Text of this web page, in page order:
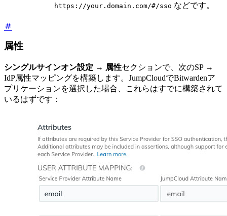
https://your.domain.com/#/sso などです。
属性
シングルサインオン設定 → 属性セクションで、次のSP →
IdP属性マッピングを構築します。JumpCloudでBitwardenア
プリケーションを選択した場合、これらはすでに構築されて
いるはずです：